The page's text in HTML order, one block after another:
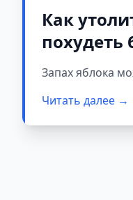
Как
похудеть
Возьмите
ешьте
Запах яблока
Читать далее →